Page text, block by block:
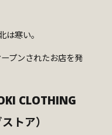
寒い。
プンされたお店を発
CLOTHING
トア）